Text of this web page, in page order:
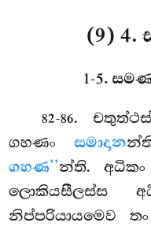
(9)
1-5.
82-86.
ගහණං සමාදාන
ගහණ’’න්ති.
ලොකියසීලස්ස
නිප්පරියායමෙව